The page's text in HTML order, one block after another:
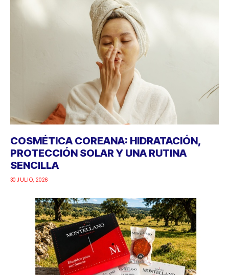
COSMÉTICA COREANA: HIDRATACIÓN,
PROTECCIÓN SOLAR Y UNA RUTINA
SENCILLA
30 JULIO, 2026